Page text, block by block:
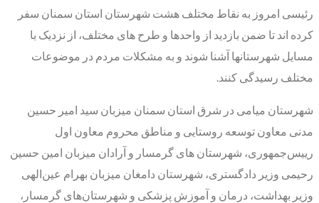
رئیسی امروز به نقاط مختلف هشت شهرستان استان سمنان سفر
کرده اند تا ضمن بازدید از واحدها و طرح های مختلف، از نزدیک با
مسایل شهرستانها آشنا شوند و به مشکلات مردم در موضوعات
مختلف رسیدگی کنند.
شهرستان میامی در شرق استان سمنان میزبان سید امیر حسین
مدنی معاون توسعه روستایی و مناطق محروم معاون اول
رییس‌جمهوری، شهرستان های گرمسار و آرادان میزبان امین حسین
رحیمی وزیر دادگستری، شهرستان دامغان میزبان بهرام عین‌الهی
وزیر بهداشت، درمان و آموزش پزشکی و شهرستان‌های گرمسار،